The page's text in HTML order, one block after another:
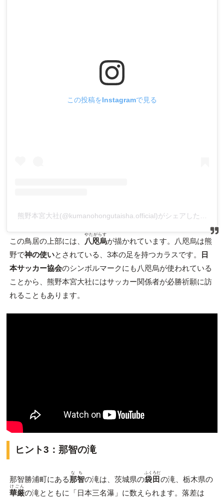
この投稿をInstagramで見る
熊野本宮大社(@kumanohongutaisha.official)がシェアした投稿
この鳥居の上部には、 八咫烏
やたがらす
が描かれています。八咫烏は熊
野で神の使いとされている、3本の足を持つカラスです。
日
本サッカー協会のシンボルマークにも八咫烏が使われている
ことから、熊野本宮大社にはサッカー関係者が必勝祈願に訪
れることもあります。
ヒント3：那智の滝
那智勝浦町にある那智
なち
の滝は、茨城県の袋田
ふくろだ
の滝 、栃木県の
華厳
けごん
の滝とともに「日本三名瀑」に数えられます。落差は